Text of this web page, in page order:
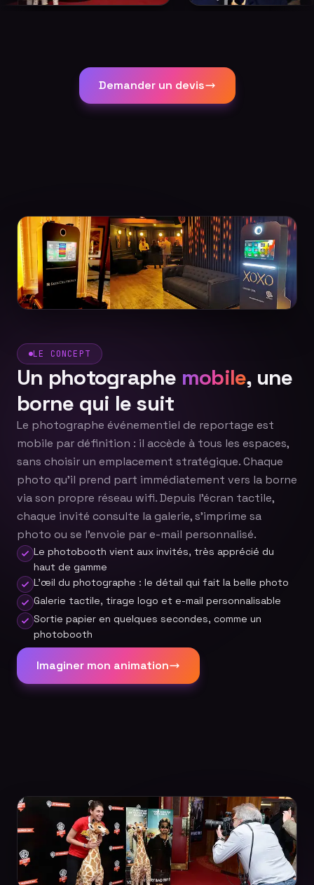
Demander un devis
LE CONCEPT
Un photographe mobile, une
borne qui le suit
Le photographe événementiel de reportage est
mobile par définition : il accède à tous les espaces,
sans choisir un emplacement stratégique. Chaque
photo qu'il prend part immédiatement vers la borne
via son propre réseau wifi. Depuis l'écran tactile,
chaque invité consulte la galerie, s'imprime sa
photo ou se l'envoie par e-mail personnalisé.
Le photobooth vient aux invités, très apprécié du
haut de gamme
L'œil du photographe : le détail qui fait la belle photo
Galerie tactile, tirage logo et e-mail personnalisable
Sortie papier en quelques secondes, comme un
photobooth
Imaginer mon animation